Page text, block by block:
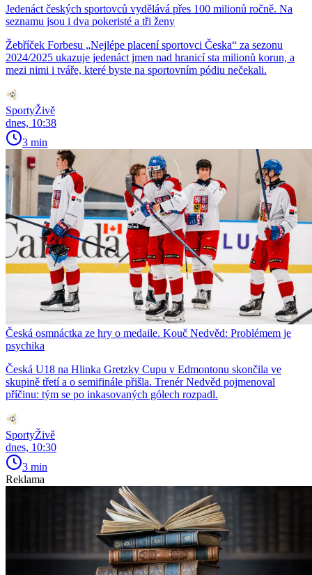
Jedenáct českých sportovců vydělává přes 100 milionů ročně. Na
seznamu jsou i dva pokeristé a tři ženy
Žebříček Forbesu „Nejlépe placení sportovci Česka“ za sezonu
2024/2025 ukazuje jedenáct jmen nad hranicí sta milionů korun, a
mezi nimi i tváře, které byste na sportovním pódiu nečekali.
SportyŽivě
dnes, 10:38
3 min
Česká osmnáctka ze hry o medaile. Kouč Nedvěd: Problémem je
psychika
Česká U18 na Hlinka Gretzky Cupu v Edmontonu skončila ve
skupině třetí a o semifinále přišla. Trenér Nedvěd pojmenoval
příčinu: tým se po inkasovaných gólech rozpadl.
SportyŽivě
dnes, 10:30
3 min
Reklama